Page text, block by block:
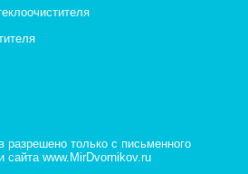
разрешено только с письменного
сайта www.MirDvornikov.ru